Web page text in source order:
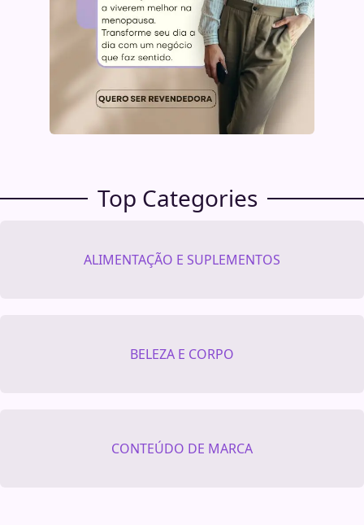
Top Categories
ALIMENTAÇÃO E SUPLEMENTOS
BELEZA E CORPO
CONTEÚDO DE MARCA